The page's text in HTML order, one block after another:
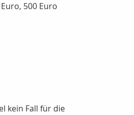
500 Euro
kein Fall für die